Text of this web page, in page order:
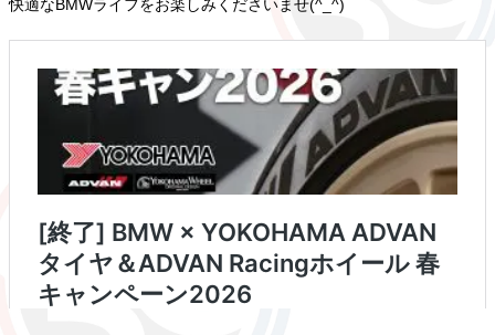
快適なBMWライフをお楽しみくださいませ(^_^)